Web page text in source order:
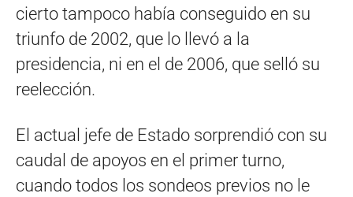
cierto tampoco había conseguido en su
triunfo de 2002, que lo llevó a la
presidencia, ni en el de 2006, que selló su
reelección.
El actual jefe de Estado sorprendió con su
caudal de apoyos en el primer turno,
cuando todos los sondeos previos no le